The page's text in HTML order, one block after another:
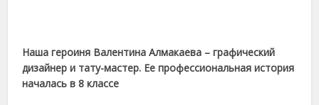
Наша героиня Валентина Алмакаева – графический
дизайнер и тату-мастер. Ее профессиональная история
началась в 8 классе